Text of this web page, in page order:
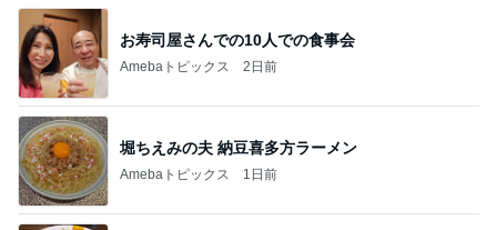
お寿司屋さんでの10人での食事会
Amebaトピックス 2日前
堀ちえみの夫 納豆喜多方ラーメン
Amebaトピックス 1日前